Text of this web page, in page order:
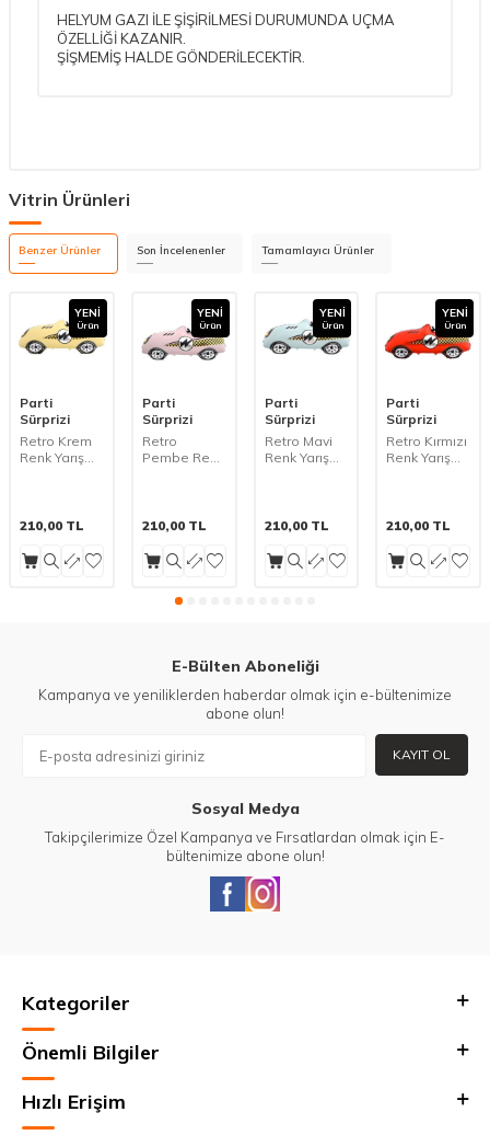
HELYUM GAZI İLE ŞİŞİRİLMESİ DURUMUNDA UÇMA
ÖZELLİĞİ KAZANIR.
ŞİŞMEMİŞ HALDE GÖNDERİLECEKTİR.
Vitrin Ürünleri
Benzer Ürünler Son İncelenenler Tamamlayıcı Ürünler
YENI
Ürün
Parti
Sürprizi
Retro Krem
Renk Yarış
210,00 TL
YENI
Ürün
Parti
Sürprizi
Retro
Pembe Renk
Balon 1 Adet
210,00TL
YENI
Ürün
Parti
Sürprizi
Retro Mavi
Renk Yarış
210,00TL
YENI
Ürün
Parti
Sürprizi
Retro Kırmızı
Renk Yarış
210,00 TL
E-Bülten Aboneliği
Kampanya ve yeniliklerden haberdar olmak için e-bültenimize
abone olun!
KAYIT OL
Sosyal Medya
Takipçilerimize Özel Kampanya ve Fırsatlardan olmak için E-
bültenimize abone olun!
Kategoriler
Önemli Bilgiler
Hızlı Erişim